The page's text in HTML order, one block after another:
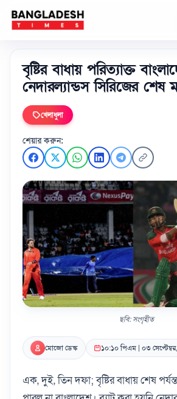
বৃষ্টির বাধায় পরিত্যাক্ত
নেদারল্যান্ডস সিরিজের শেষ
খেলাধুলা
শেয়ার করুন:
ছবি: সংগৃহীত
মোজো ডেস্ক ১০:১০ পিএম | ০৩
এক, দুই, তিন দফা; বৃষ্টির বাধায় শেষ